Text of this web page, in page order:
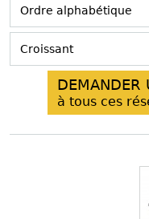
DEMANDER
à tous ces